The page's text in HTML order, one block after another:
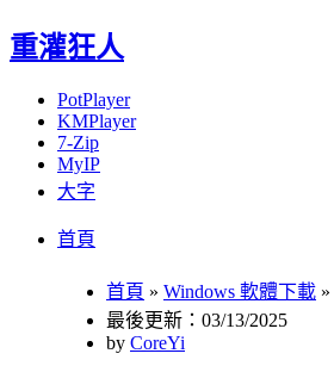
重灌狂人
PotPlayer
KMPlayer
7-Zip
MyIP
大字
首頁
首頁 » Windows 軟體下載 »
最後更新：03/13/2025
by CoreYi